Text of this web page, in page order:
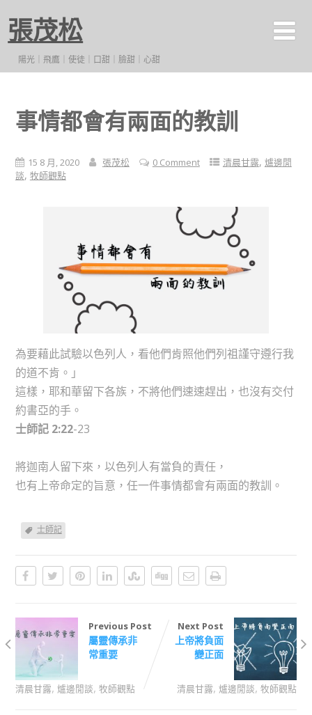
張茂松
陽光｜飛鷹｜使徒｜口甜｜臉甜｜心甜
事情都會有兩面的教訓
15 8 月, 2020 張茂松 0 Comment 清晨甘露, 爐邊閒
談, 牧師觀點
為要藉此試驗以色列人，看他們肯照他們列祖謹守遵行我
的道不肯。」
這樣，耶和華留下各族，不將他們速速趕出，也沒有交付
約書亞的手。
士師記 2:22-23
將迦南人留下來，以色列人有當負的責任，
也有上帝命定的旨意，任一件事情都會有兩面的教訓。
士師記
Previous Post
屬靈傳承非
常重要
清晨甘露, 爐邊閒談, 牧師觀點
Next Post
上帝將負面
變正面
清晨甘露,爐邊閒談,牧師觀點